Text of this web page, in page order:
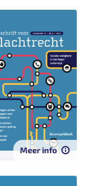
Meer info